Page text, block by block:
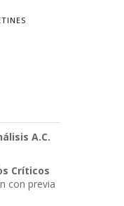
A.C.
Críticos
con previa